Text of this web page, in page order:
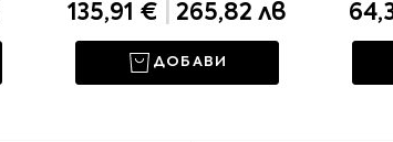
135,91 € 265,82 лв
ДОБАВИ